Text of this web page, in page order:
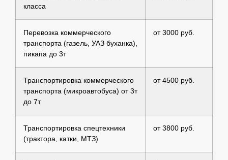
класса
Перевозка коммерческого
транспорта (газель, УАЗ буханка),
пикапа до 3т
от 3000 руб.
Транспортировка коммерческого
транспорта (микроавтобуса) от 3т
до 7т
от 4500 руб.
Транспортировка спецтехники
(трактора, катки, МТЗ)
от 3800 руб.